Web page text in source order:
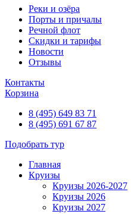
Реки и озёра
Порты и причалы
Речной флот
Скидки и тарифы
Новости
Отзывы
Контакты
Корзина
8 (495) 649 83 71
8 (495) 691 67 87
Подобрать тур
Главная
Круизы
Круизы 2026-2027
Круизы 2026
Круизы 2027